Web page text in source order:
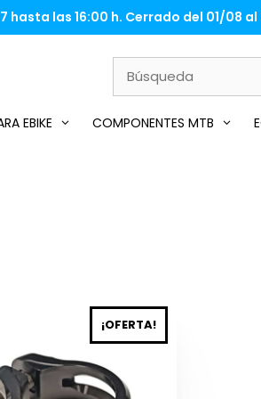
las 16:00 h. Cerrado del 01/08
EBIKE COMPONENTES MTB
¡OFERTA!